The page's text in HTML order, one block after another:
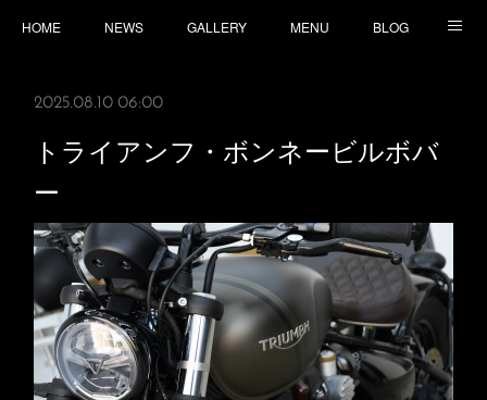
HOME NEWS GALLERY MENU BLOG
2025.08.10 06:00
トライアンフ・ボンネービルボバ
ー